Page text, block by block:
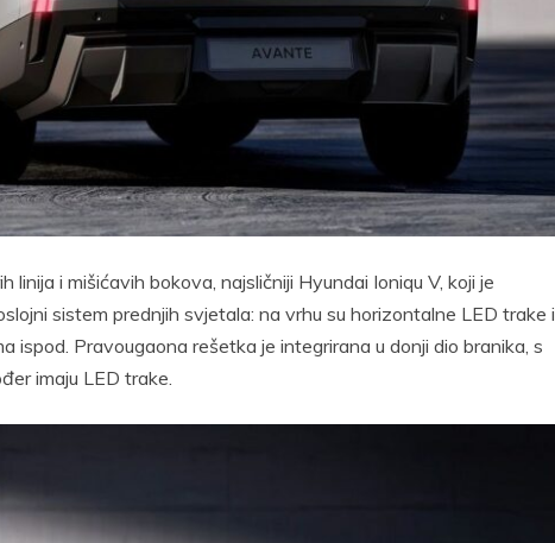
linija i mišićavih bokova, najsličniji Hyundai Ioniqu V, koji je
sistem prednjih svjetala: na vrhu su horizontalne LED trake i
ispod. Pravougaona rešetka je integrirana u donji dio branika, s
imaju LED trake.